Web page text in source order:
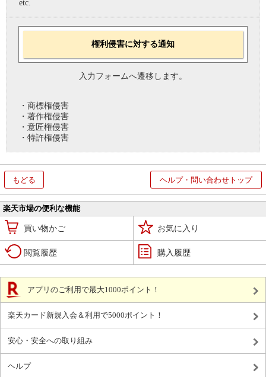
etc.
権利侵害に対する通知
入力フォームへ遷移します。
・商標権侵害
・著作権侵害
・意匠権侵害
・特許権侵害
もどる ヘルプ・問い合わせトップ
楽天市場の便利な機能
買い物かご お気に入り
閲覧履歴 購入履歴
アプリのご利用で最大1000ポイント！
楽天カード新規入会＆利用で5000ポイント！
安心・安全への取り組み
ヘルプ